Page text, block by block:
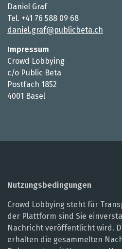
Daniel Graf
Tel. +41 76 588 09 68
daniel.graf@publicbeta.ch
Impressum
Crowd Lobbying
c/o Public Beta
Postfach 1852
4001 Basel
Nutzungsbedingungen
Crowd Lobbying steht für
der Plattform sind Sie
Nachricht veröffentlicht wird.
erhalten die gesammelten